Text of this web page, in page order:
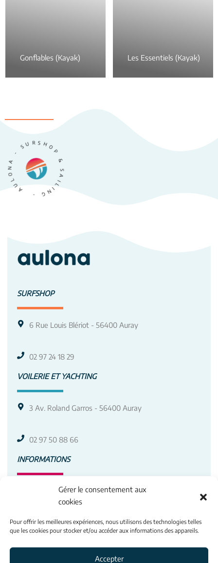
Gérer le consentement aux
cookies
Pour offrir les meilleures expériences, nous utilisons des technologies telles
que les cookies pour stocker et/ou accéder aux informations des appareils.
Accepter
Gonflables (Kayak) Les Essentiels (Kayak)
SURSHOP & SAILING -
SURFSHOP
6 Rue Louis Blériot - 56400 Auray
02 97 24 18 29
VOILERIE ET YACHTING
3 Av. Roland Garros - 56400 Auray
02 97 50 88 66
INFORMATIONS
Contacts
À propos